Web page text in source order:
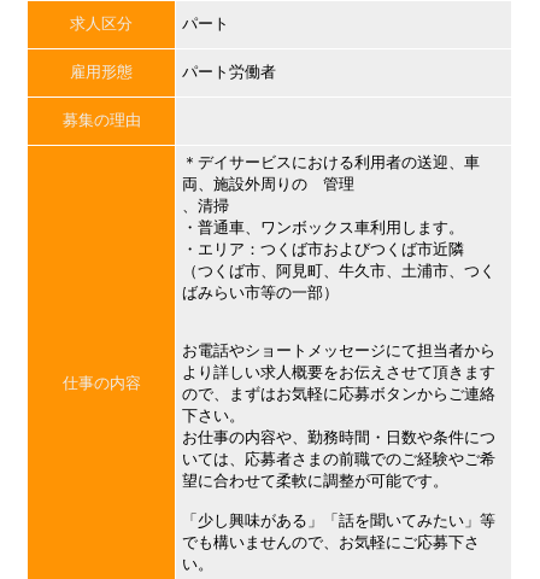
求人区分 パート
雇用形態 パート労働者
募集の理由
仕事の内容
＊デイサービスにおける利用者の送迎、車
両、施設外周りの 管理
、清掃
・普通車、ワンボックス車利用します。
・エリア：つくば市およびつくば市近隣
（つくば市、阿見町、牛久市、土浦市、つく
ばみらい市等の一部）
お電話やショートメッセージにて担当者から
より詳しい求人概要をお伝えさせて頂きます
ので、まずはお気軽に応募ボタンからご連絡
下さい。
お仕事の内容や、勤務時間・日数や条件につ
いては、応募者さまの前職でのご経験やご希
望に合わせて柔軟に調整が可能です。
「少し興味がある」「話を聞いてみたい」等
でも構いませんので、お気軽にご応募下さ
い。